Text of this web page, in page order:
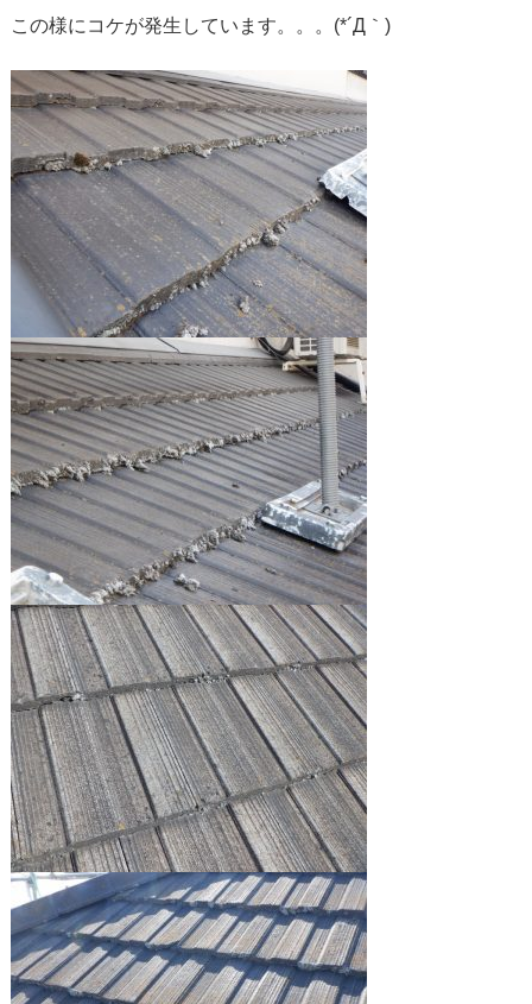
この様にコケが発生しています。。。(*´Д｀)